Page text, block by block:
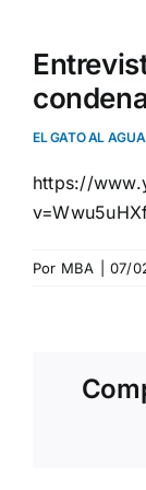
EL GATO AL AGUA
https://
Por MBA 07/